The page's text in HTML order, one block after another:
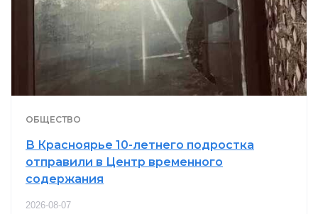
ОБЩЕСТВО
В Красноярье 10-летнего подростка
отправили в Центр временного
содержания
2026-08-07